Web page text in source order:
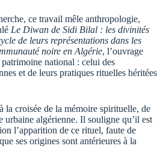
ce travail mêle anthropologie,
Le Diwan de Sidi Bilal : les divinités
de leurs représentations dans les
noire en Algérie, l’ouvrage
national : celui des
et de leurs pratiques rituelles héritées
la croisée de la mémoire spirituelle, de
urbaine algérienne. Il souligne qu’il est
l’apparition de ce rituel, faute de
ses origines sont antérieures à la